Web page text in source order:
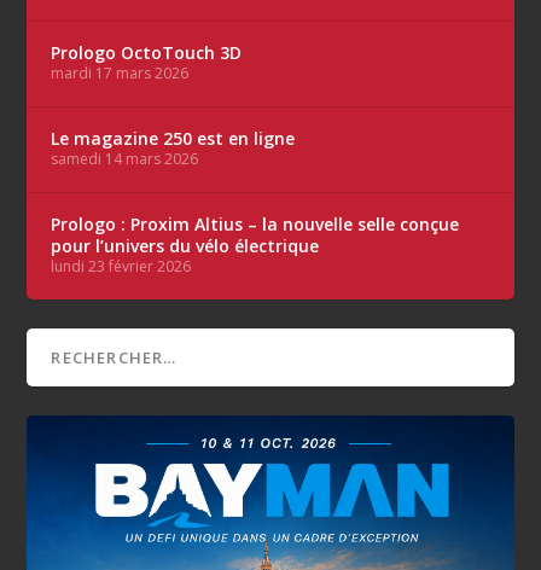
Prologo OctoTouch 3D
mardi 17 mars 2026
Le magazine 250 est en ligne
samedi 14 mars 2026
Prologo : Proxim Altius – la nouvelle selle conçue
pour l’univers du vélo électrique
lundi 23 février 2026